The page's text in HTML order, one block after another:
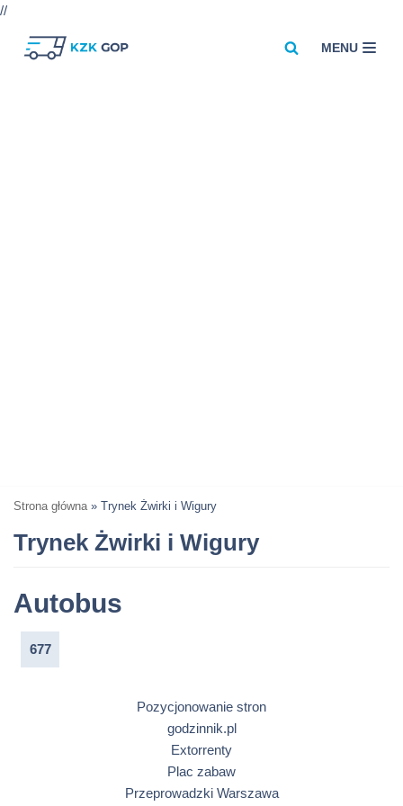
//
MENU
Strona główna » Trynek Żwirki i Wigury
Trynek Żwirki i Wigury
Autobus
677
Pozycjonowanie stron
godzinnik.pl
Extorrenty
Plac zabaw
Przeprowadzki Warszawa